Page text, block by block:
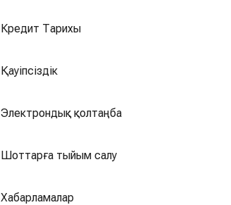
Кредит Тарихы
Қауіпсіздік
Электрондық қолтаңба
Шоттарға тыйым салу
Хабарламалар